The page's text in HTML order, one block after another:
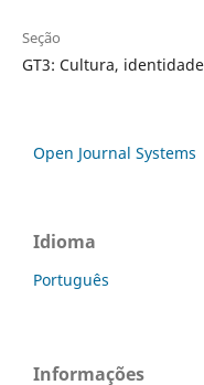
Seção
GT3: Cultura,
Open Journal Systems
Idioma
Português
Informações